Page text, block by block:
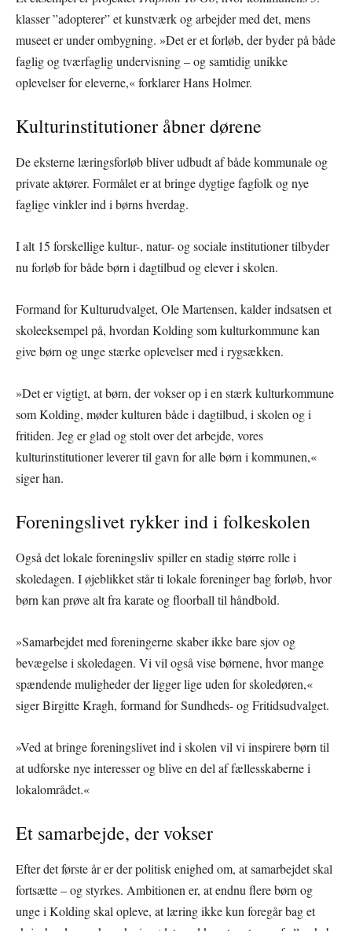
klasser ”adopterer” et kunstværk og arbejder med det, mens
museet er under ombygning. »Det er et forløb, der byder på både
faglig og tværfaglig undervisning – og samtidig unikke
oplevelser for eleverne,« forklarer Hans Holmer.
Kulturinstitutioner åbner dørene
De eksterne læringsforløb bliver udbudt af både kommunale og
private aktører. Formålet er at bringe dygtige fagfolk og nye
faglige vinkler ind i børns hverdag.
I alt 15 forskellige kultur-, natur- og sociale institutioner tilbyder
nu forløb for både børn i dagtilbud og elever i skolen.
Formand for Kulturudvalget, Ole Martensen, kalder indsatsen et
skoleeksempel på, hvordan Kolding som kulturkommune kan
give børn og unge stærke oplevelser med i rygsækken.
»Det er vigtigt, at børn, der vokser op i en stærk kulturkommune
som Kolding, møder kulturen både i dagtilbud, i skolen og i
fritiden. Jeg er glad og stolt over det arbejde, vores
kulturinstitutioner leverer til gavn for alle børn i kommunen,«
siger han.
Foreningslivet rykker ind i folkeskolen
Også det lokale foreningsliv spiller en stadig større rolle i
skoledagen. I øjeblikket står ti lokale foreninger bag forløb, hvor
børn kan prøve alt fra karate og floorball til håndbold.
»Samarbejdet med foreningerne skaber ikke bare sjov og
bevægelse i skoledagen. Vi vil også vise børnene, hvor mange
spændende muligheder der ligger lige uden for skoledøren,«
siger Birgitte Kragh, formand for Sundheds- og Fritidsudvalget.
»Ved at bringe foreningslivet ind i skolen vil vi inspirere børn til
at udforske nye interesser og blive en del af fællesskaberne i
lokalområdet.«
Et samarbejde, der vokser
Efter det første år er der politisk enighed om, at samarbejdet skal
fortsætte – og styrkes. Ambitionen er, at endnu flere børn og
unge i Kolding skal opleve, at læring ikke kun foregår bag et